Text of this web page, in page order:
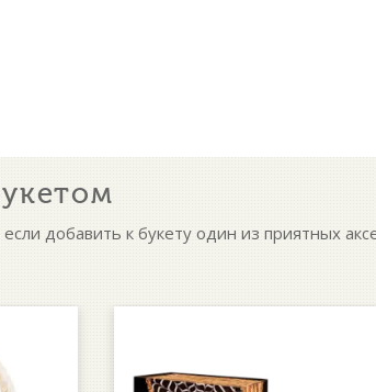
добавить к букету один из приятных